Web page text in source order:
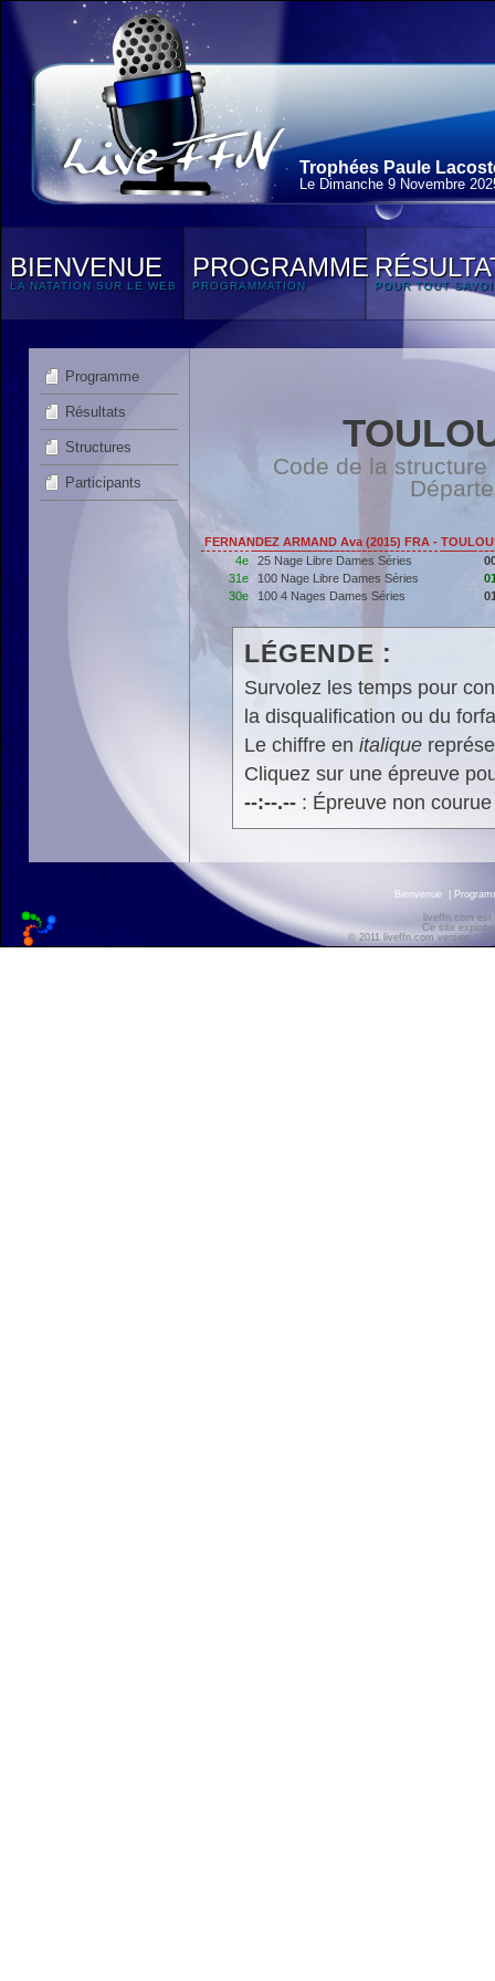
Trophées Paule
Le Dimanche 9 Novembre
BIENVENUE
LA NATATION SUR LE WEB
PROGRAMME
PROGRAMMATION POUR TOUT
Programme
Résultats
Structures
Participants
Code de la
FERNANDEZ ARMAND Ava (2015) FRA -
4e
25 Nage Libre Dames Séries
31e
100 Nage Libre Dames Séries
30e
100 4 Nages Dames Séries
LÉGENDE :
Survolez les temps pour
la disqualification ou du
Le chiffre en italique
Cliquez sur une épreuve
--:--.--: Épreuve non
Bienvenue
liveffn.com est
Ce site
© 2011 liveffn.com version :